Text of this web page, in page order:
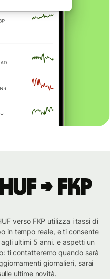
→ FKP
verso FKP utilizza i tassi di
in tempo reale, e ti consente
ultimi 5 anni. e aspetti un
ti contatteremo quando sarà
giornalieri, sarai
ultime novità.